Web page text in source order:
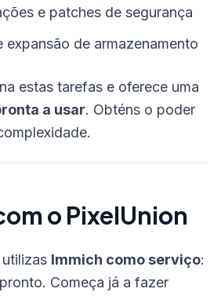
e patches de segurança
expansão de armazenamento
estas tarefas e oferece uma
a usar. Obténs o poder
o PixelUnion
Immich como serviço:
Começa já a fazer